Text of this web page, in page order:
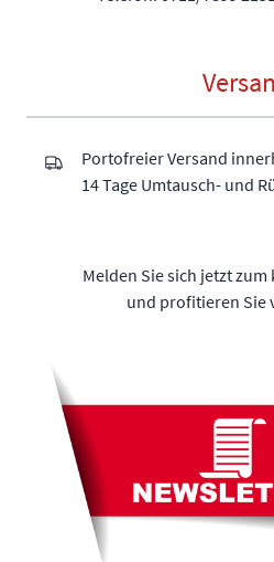
Portofreier Versand
14 Tage Umtausch- und
Melden Sie sich jetzt
und profitieren Sie